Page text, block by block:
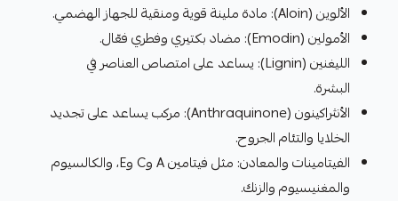
الألوين (Aloin): مادة ملينة قوية ومنقية للجهاز الهضمي.
الأمولين (Emodin): مضاد بكتيري وفطري فعّال.
الليغنين (Lignin): يساعد على امتصاص العناصر في
البشرة.
الأنثراكينون (Anthraquinone): مركب يساعد على تجديد
الخلايا والتئام الجروح.
الفيتامينات والمعادن: مثل فيتامين A وC وE، والكالسيوم
والمغنيسيوم والزنك.